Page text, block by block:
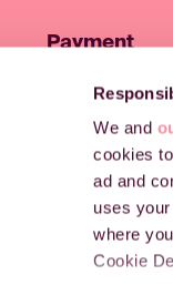
We and
cookies
ad and
uses
where
Cookie
Payment